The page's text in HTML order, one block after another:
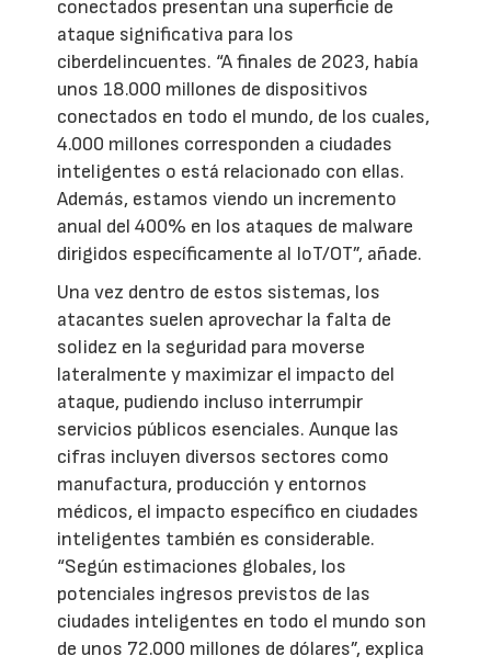
conectados presentan una superficie de
ataque significativa para los
ciberdelincuentes. “A finales de 2023, había
unos 18.000 millones de dispositivos
conectados en todo el mundo, de los cuales,
4.000 millones corresponden a ciudades
inteligentes o está relacionado con ellas.
Además, estamos viendo un incremento
anual del 400% en los ataques de malware
dirigidos específicamente al IoT/OT”, añade.
Una vez dentro de estos sistemas, los
atacantes suelen aprovechar la falta de
solidez en la seguridad para moverse
lateralmente y maximizar el impacto del
ataque, pudiendo incluso interrumpir
servicios públicos esenciales. Aunque las
cifras incluyen diversos sectores como
manufactura, producción y entornos
médicos, el impacto específico en ciudades
inteligentes también es considerable.
“Según estimaciones globales, los
potenciales ingresos previstos de las
ciudades inteligentes en todo el mundo son
de unos 72.000 millones de dólares”, explica